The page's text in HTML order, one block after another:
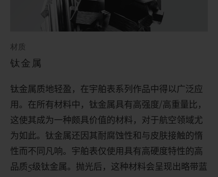
材质
钛金属
钛金属质地轻盈，在宇舶表系列作品中得以广泛应
用。在所有材料中，钛金属具有高强度/高重量比，
这使其成为一种颇具价值的材料，对于航空领域尤
为如此。钛金属还因其耐腐蚀性和与皮肤接触的惰
性而不同凡响。宇舶表仅使用具有高硬度特性的高
品质5级钛金属。抛光后，这种材料会呈现出略带蓝